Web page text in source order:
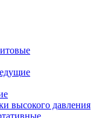
высокого давления